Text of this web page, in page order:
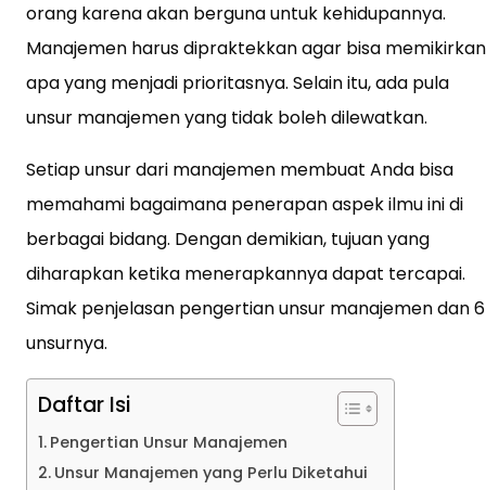
orang karena akan berguna untuk kehidupannya.
Manajemen harus dipraktekkan agar bisa memikirkan
apa yang menjadi prioritasnya. Selain itu, ada pula
unsur manajemen yang tidak boleh dilewatkan.
Setiap unsur dari manajemen membuat Anda bisa
memahami bagaimana penerapan aspek ilmu ini di
berbagai bidang. Dengan demikian, tujuan yang
diharapkan ketika menerapkannya dapat tercapai.
Simak penjelasan pengertian unsur manajemen dan 6
unsurnya.
Daftar Isi
Pengertian Unsur Manajemen
Unsur Manajemen yang Perlu Diketahui